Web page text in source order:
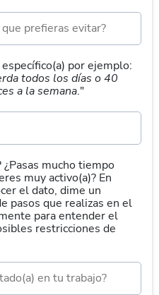
específico(a) por ejemplo:
todos los días o 40
a la semana."
mucho tiempo
muy activo(a)? En
el dato, dime un
pasos que realizas en el
para entender el
restricciones de